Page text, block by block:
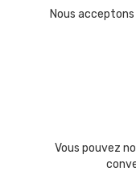
Nous
Vous pouvez